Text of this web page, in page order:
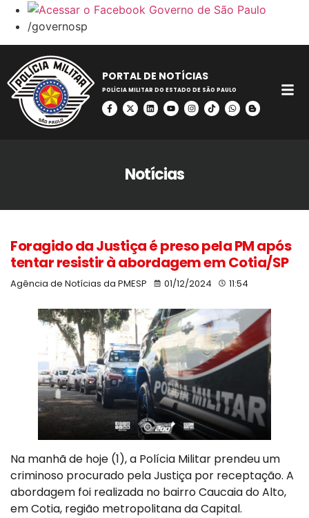
/governosp
PORTAL DE NOTÍCIAS
POLÍCIA MILITAR DO ESTADO DE SÃO PAULO
Notícias
Foragido da Justiça é preso pela PM após
tentar resistir à abordagem em Cotia/SP
Agência de Notícias da PMESP 01/12/2024 11:54
Na manhã de hoje (1), a Polícia Militar prendeu um
criminoso procurado pela Justiça por receptação. A
abordagem foi realizada no bairro Caucaia do Alto,
em Cotia, região metropolitana da Capital.